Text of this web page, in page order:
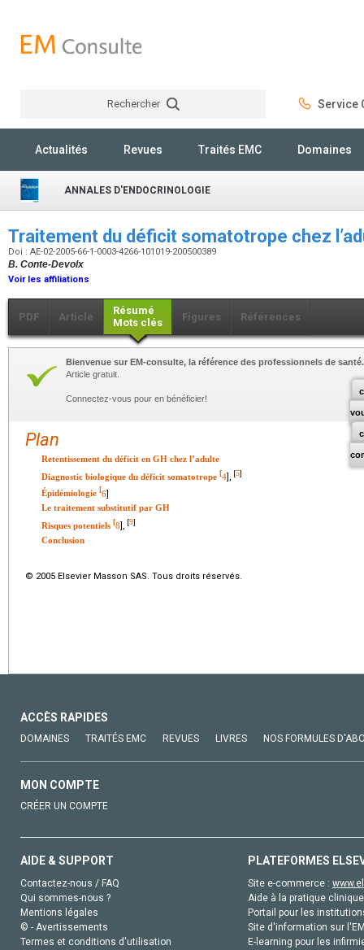
Rechercher Service
Actualités Revues Traités EMC Domaines
ANNALES D'ENDOCRINOLOGIE
Traitement du déficit somatotrope chez
Doi : AE-02-2005-66-1-0003-4266-101019-200500389
B. Conte-Devolx
Voir les affiliations
PDF Article
Résumé
Mots clés
Figures Références
Bienvenue sur EM-consulte, la référence des professionnels de santé.
Article gratuit.
Connectez-vous pour en bénéficier!
Plan
Retentissement du déficit en GH chez l’adulte
Diagnostic biologique du déficit somatotrope [4], [5]
Épidémiologie 6]
Le traitement substitutif par GH
Risques potentiels [8], [9]
Conclusion
© 2005 Elsevier Masson SAS. Tous droits réservés.
ACCÈS RAPIDES
DOMAINES TRAITÉS EMC REVUES LIVRES NOS FORMULES
MON COMPTE
CRÉER UN COMPTE
AIDE & SUPPORT
Contactez-nous / FAQ
Qui sommes-nous ?
Mentions légales
© - Avertissements
Termes et conditions d'utilisation
PLATEFORMES
Site e-commerce :
Aide à la pratique
Portail pour les
Site d'information sur
E-learning pour les